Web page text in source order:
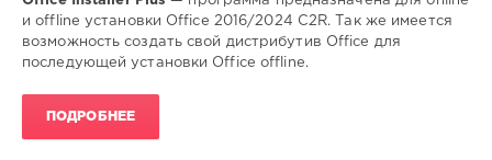
Софт
SamDel
137
0
и offline установки Office 2016/2024 C2R. Так же имеется
возможность создать свой дистрибутив Office для
последующей установки Office offline.
ПОДРОБНЕЕ